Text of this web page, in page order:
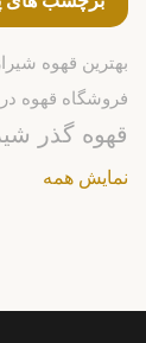
بهترین قهوه
فروشگاه قهوه در
قهوه گذر
نمایش همه